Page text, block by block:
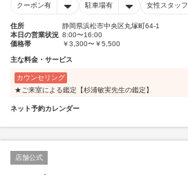
クーポン有 駐車場有 女性スタッフ
住所
静岡県浜松市中央区丸塚町64-1
本日の営業状況 8:00〜16:00
価格帯
￥3,300〜￥5,500
主な料金・サービス
カウンセリング
★ご来室による鑑定【杉浦敏実先生の鑑定】
ネット予約カレンダー
店舗公式